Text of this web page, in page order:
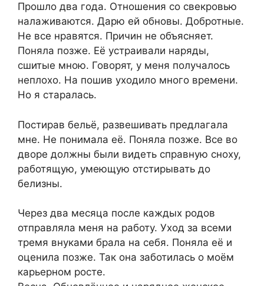
Прошло два года. Отношения со свекровью
налаживаются. Дарю ей обновы. Добротные.
Не все нравятся. Причин не объясняет.
Поняла позже. Её устраивали наряды,
сшитые мною. Говорят, у меня получалось
неплохо. На пошив уходило много времени.
Но я старалась.
Постирав бельё, развешивать предлагала
мне. Не понимала её. Поняла позже. Все во
дворе должны были видеть справную сноху,
работящую, умеющую отстирывать до
белизны.
Через два месяца после каждых родов
отправляла меня на работу. Уход за всеми
тремя внуками брала на себя. Поняла её и
оценила позже. Так она заботилась о моём
карьерном росте.